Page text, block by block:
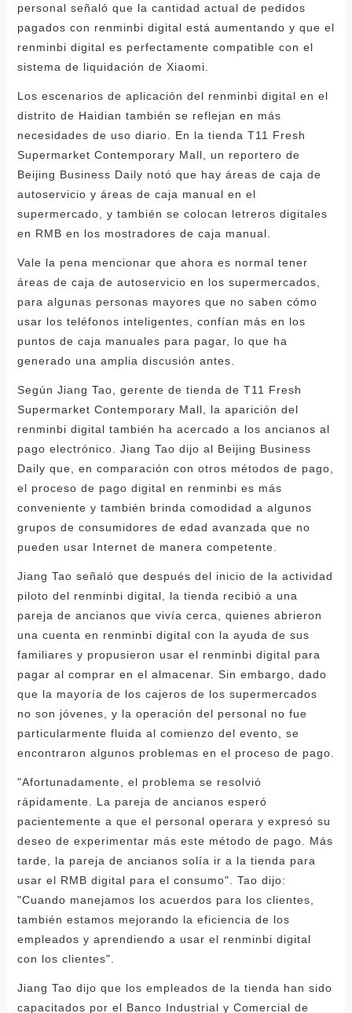
personal señaló que la cantidad actual de pedidos
pagados con renminbi digital está aumentando y que el
renminbi digital es perfectamente compatible con el
sistema de liquidación de Xiaomi.
Los escenarios de aplicación del renminbi digital en el
distrito de Haidian también se reflejan en más
necesidades de uso diario. En la tienda T11 Fresh
Supermarket Contemporary Mall, un reportero de
Beijing Business Daily notó que hay áreas de caja de
autoservicio y áreas de caja manual en el
supermercado, y también se colocan letreros digitales
en RMB en los mostradores de caja manual.
Vale la pena mencionar que ahora es normal tener
áreas de caja de autoservicio en los supermercados,
para algunas personas mayores que no saben cómo
usar los teléfonos inteligentes, confían más en los
puntos de caja manuales para pagar, lo que ha
generado una amplia discusión antes.
Según Jiang Tao, gerente de tienda de T11 Fresh
Supermarket Contemporary Mall, la aparición del
renminbi digital también ha acercado a los ancianos al
pago electrónico. Jiang Tao dijo al Beijing Business
Daily que, en comparación con otros métodos de pago,
el proceso de pago digital en renminbi es más
conveniente y también brinda comodidad a algunos
grupos de consumidores de edad avanzada que no
pueden usar Internet de manera competente.
Jiang Tao señaló que después del inicio de la actividad
piloto del renminbi digital, la tienda recibió a una
pareja de ancianos que vivía cerca, quienes abrieron
una cuenta en renminbi digital con la ayuda de sus
familiares y propusieron usar el renminbi digital para
pagar al comprar en el almacenar. Sin embargo, dado
que la mayoría de los cajeros de los supermercados
no son jóvenes, y la operación del personal no fue
particularmente fluida al comienzo del evento, se
encontraron algunos problemas en el proceso de pago.
"Afortunadamente, el problema se resolvió
rápidamente. La pareja de ancianos esperó
pacientemente a que el personal operara y expresó su
deseo de experimentar más este método de pago. Más
tarde, la pareja de ancianos solía ir a la tienda para
usar el RMB digital para el consumo". Tao dijo:
"Cuando manejamos los acuerdos para los clientes,
también estamos mejorando la eficiencia de los
empleados y aprendiendo a usar el renminbi digital
con los clientes".
Jiang Tao dijo que los empleados de la tienda han sido
capacitados por el Banco Industrial y Comercial de